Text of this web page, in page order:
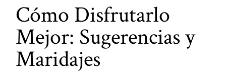
Cómo Disfrutarlo
Mejor: Sugerencias y
Maridajes